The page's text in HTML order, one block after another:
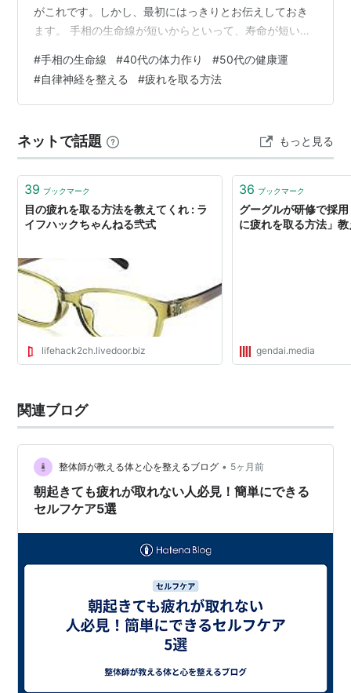
がこれです。しかし、最初にはっきりとお伝えしておき
ます。 手相の生命線が短いからといって、寿命が短いと
あなたが持って生まれた「生命エネルギーの貯蔵量」と
「それをどう消費するかのパターン」、そして「環境へ
の適応力」です。たとえ線が短くても、太くはっきりし
います。逆に長くても薄ければ、省エネモードで細く長
くエネルギーを使うタイプかもしれません。 …
#手相の生命線 #40代の体力作り #50代の健康運
#自律神経を整える #疲れを取る方法
ネットで話題 もっと見る
39 ブックマーク
目の疲れを取る方法を教えてくれ : ラ
イフハックちゃんねる弐式
lifehack2ch.livedoor.biz
36 ブックマーク
グーグルが研修で採
に疲れを取る方法」
gendai.media
関連ブログ
整体師が教える体と心を整えるブログ • 5ヶ月前
朝起きても疲れが取れない人必見！簡単にできる
セルフケア5選